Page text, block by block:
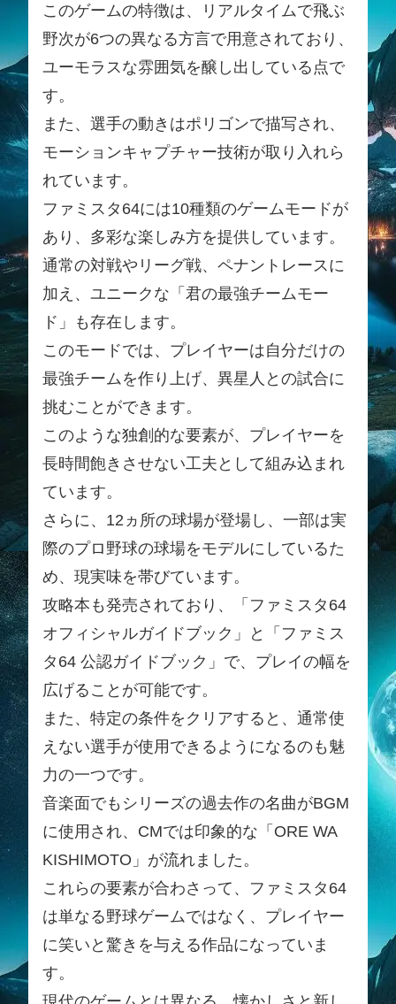
このゲームの特徴は、リアルタイムで飛ぶ
野次が6つの異なる方言で用意されており、
ユーモラスな雰囲気を醸し出している点で
す。
また、選手の動きはポリゴンで描写され、
モーションキャプチャー技術が取り入れら
れています。
ファミスタ64には10種類のゲームモードが
あり、多彩な楽しみ方を提供しています。
通常の対戦やリーグ戦、ペナントレースに
加え、ユニークな「君の最強チームモー
ド」も存在します。
このモードでは、プレイヤーは自分だけの
最強チームを作り上げ、異星人との試合に
挑むことができます。
このような独創的な要素が、プレイヤーを
長時間飽きさせない工夫として組み込まれ
ています。
さらに、12ヵ所の球場が登場し、一部は実
際のプロ野球の球場をモデルにしているた
め、現実味を帯びています。
攻略本も発売されており、「ファミスタ64
オフィシャルガイドブック」と「ファミス
タ64 公認ガイドブック」で、プレイの幅を
広げることが可能です。
また、特定の条件をクリアすると、通常使
えない選手が使用できるようになるのも魅
力の一つです。
音楽面でもシリーズの過去作の名曲がBGM
に使用され、CMでは印象的な「ORE WA
KISHIMOTO」が流れました。
これらの要素が合わさって、ファミスタ64
は単なる野球ゲームではなく、プレイヤー
に笑いと驚きを与える作品になっていま
す。